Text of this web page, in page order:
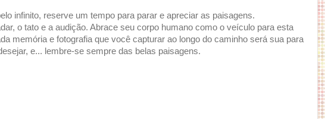
infinito, reserve um tempo para parar e apreciar as paisagens.
o tato e a audição. Abrace seu corpo humano como o veículo para esta
memória e fotografia que você capturar ao longo do caminho será sua para
e... lembre-se sempre das belas paisagens.